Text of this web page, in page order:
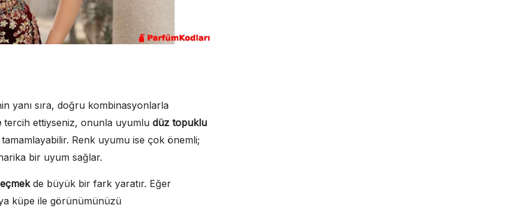
yanı sıra, doğru kombinasyonlarla
tercih ettiyseniz, onunla uyumlu düz topuklu
Renk uyumu ise çok önemli;
bir uyum sağlar.
de büyük bir fark yaratır. Eğer
küpe ile görünümünüzü